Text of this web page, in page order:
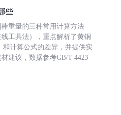
些
重量的三种常用计算方法
工具法），重点解析了黄铜
和计算公式的差异，并提供实
建议，数据参考GB/T 4423-